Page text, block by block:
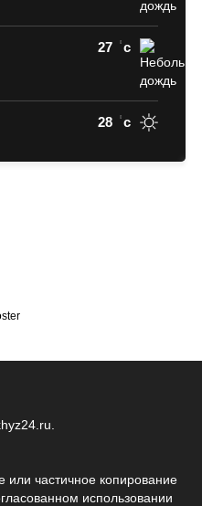
27 c
28 c
частичное копирование
использовании